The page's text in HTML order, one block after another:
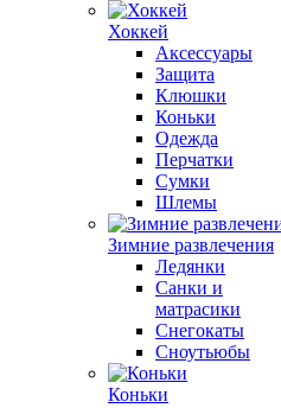
Хоккей
Аксессуары
Защита
Клюшки
Коньки
Одежда
Перчатки
Сумки
Шлемы
Зимние развлечения
Ледянки
Санки и
матрасики
Снегокаты
Сноутьюбы
Коньки